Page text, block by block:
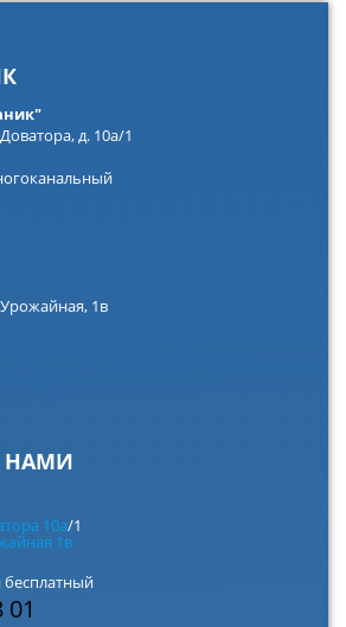
д. 10а/1
1в
НАМИ
10а/1
1в
бесплатный
01